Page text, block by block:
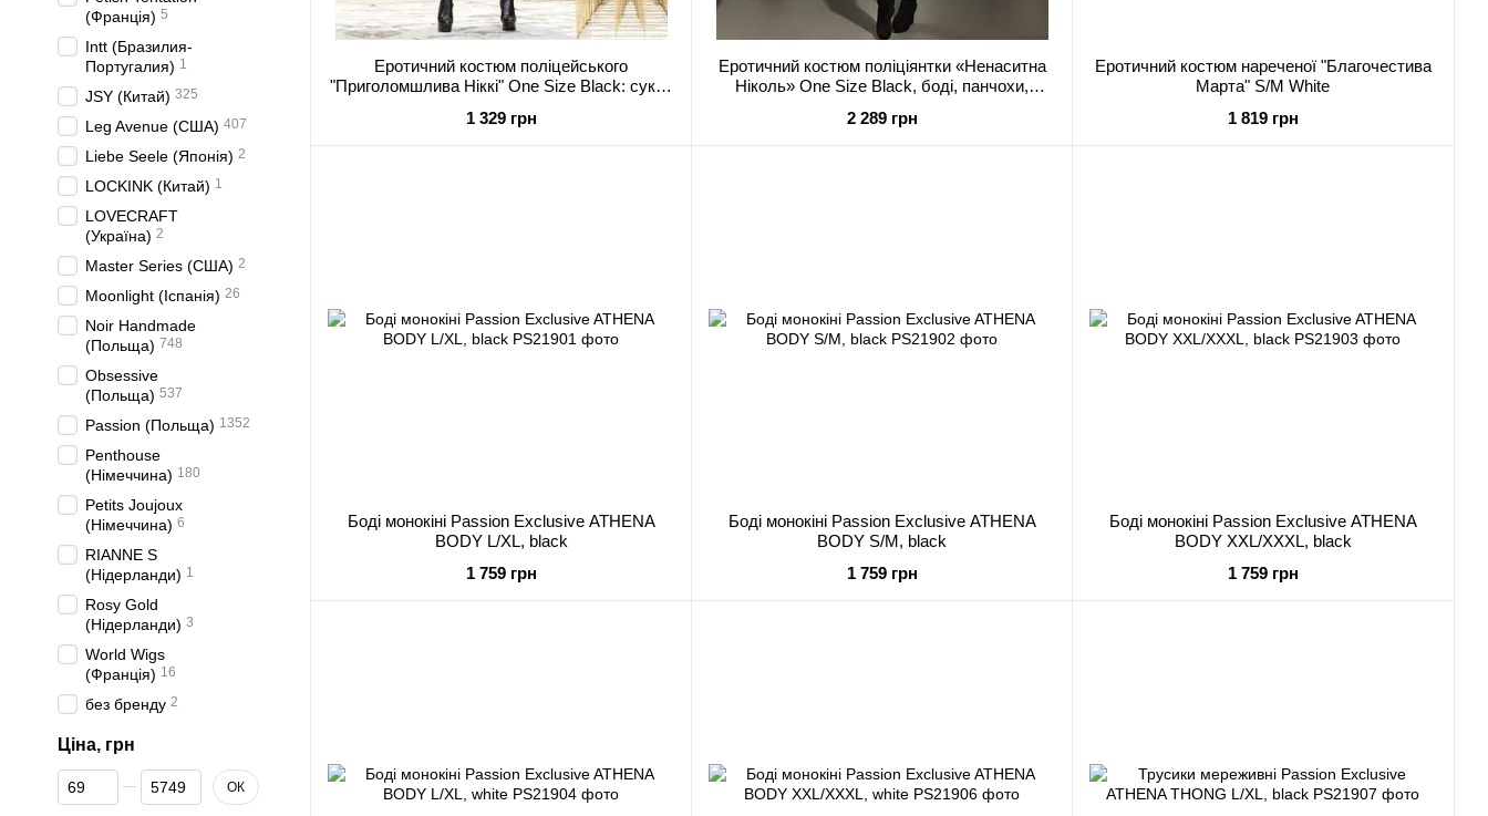
Еротичний костюм поліцейського
"Приголомшлива Ніккі" One Size Black: сукня
1 329 грн
Еротичний костюм поліціянтки «Ненаситна
Ніколь» One Size Black, боді, панчохи,
2 289 грн
Еротичний костюм нареченої "Благочестива
Марта" S/M White
1 819 грн
Боді монокіні Passion Exclusive ATHENA
BODY L/XL, black
1 759 грн
Боді монокіні Passion Exclusive ATHENA
BODY S/M, black
1 759 грн
Боді монокіні Passion Exclusive ATHENA
BODY XXL/XXXL, black
1 759 грн
(Франція) 5
Intt (Бразилия-
Португалия) 1
JSY (Китай) 325
Leg Avenue (США) 407
Liebe Seele (Японія) 2
LOCKINK (Китай) 1
LOVECRAFT
(Україна) 2
Master Series (США) 2
Moonlight (Іспанія) 26
Noir Handmade
(Польща) 748
Obsessive
(Польща) 537
Passion (Польща) 1352
Penthouse
(Німеччина) 180
Petits Joujoux
(Німеччина) 6
RIANNE S
(Нідерланди) 1
Rosy Gold
(Нідерланди) 3
World Wigs
(Франція) 16
без бренду 2
Ціна, грн
Від Ціна, грн
До Ціна, грн ОК